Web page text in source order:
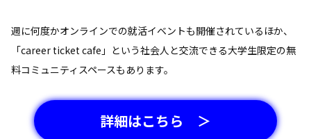
週に何度かオンラインでの就活イベントも開催されているほか、
「career ticket cafe」という社会人と交流できる大学生限定の無
料コミュニティスペースもあります。
詳細はこちら ＞